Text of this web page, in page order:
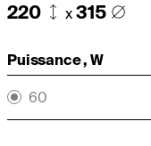
220 x 315
Puissance , W
60